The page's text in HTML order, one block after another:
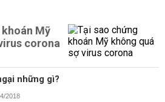
Mỹ
corona
những gì?
2018